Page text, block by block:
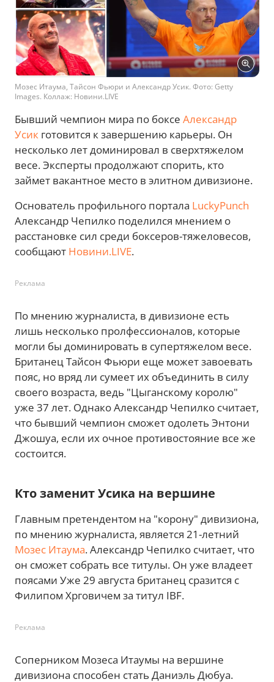
Мозес Итаума, Тайсон Фьюри и Александр Усик. Фото: Getty
Images. Коллаж: Новини.LIVE
Бывший чемпион мира по боксе Александр
Усик готовится к завершению карьеры. Он
несколько лет доминировал в сверхтяжелом
весе. Эксперты продолжают спорить, кто
займет вакантное место в элитном дивизионе.
Основатель профильного портала LuckyPunch
Александр Чепилко поделился мнением о
расстановке сил среди боксеров-тяжеловесов,
сообщают Новини.LIVE.
Реклама
По мнению журналиста, в дивизионе есть
лишь несколько пролфессионалов, которые
могли бы доминировать в супертяжелом весе.
Британец Тайсон Фьюри еще может завоевать
пояс, но вряд ли сумеет их объединить в силу
своего возраста, ведь "Цыганскому королю"
уже 37 лет. Однако Александр Чепилко считает,
что бывший чемпион сможет одолеть Энтони
Джошуа, если их очное противостояние все же
состоится.
Кто заменит Усика на вершине
Главным претендентом на "корону" дивизиона,
по мнению журналиста, является 21-летний
Мозес Итаума. Александр Чепилко считает, что
он сможет собрать все титулы. Он уже владеет
поясами Уже 29 августа британец сразится с
Филипом Хрговичем за титул IBF.
Реклама
Соперником Мозеса Итаумы на вершине
дивизиона способен стать Даниэль Дюбуа.